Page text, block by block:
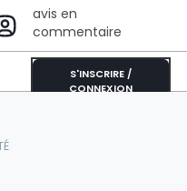
avis en
commentaire
S'INSCRIRE /
CONNEXION